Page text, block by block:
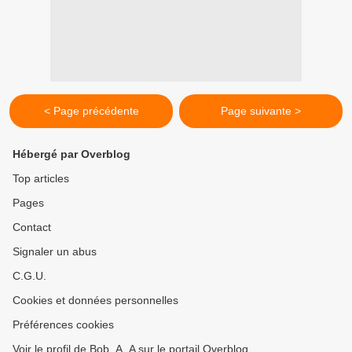
< Page précédente Page suivante >
Hébergé par Overblog
Top articles
Pages
Contact
Signaler un abus
C.G.U.
Cookies et données personnelles
Préférences cookies
Voir le profil de Bob_A_A sur le portail Overblog